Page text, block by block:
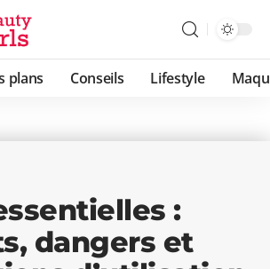
plans Conseils Lifestyle
:
dangers et